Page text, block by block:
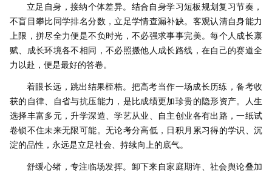
立足自身，接纳个体差异。结合自身学习短板规划复习节奏，
不盲目攀比同学排名分数，立足学情查漏补缺。客观认清自身能力
上限，拼尽全力便是不负时光，不必强求事事完美。每个人成长禀
赋、成长环境各不相同，不必照搬他人成长路线，在自己的赛道全
力以赴，便是最好的答卷。
着眼长远，跳出结果桎梏。把高考当作一场成长历练，备考收
获的自律、自省与抗压能力，是比成绩更加珍贵的隐形资产。人生
选择丰富多元，升学深造、学艺从业、自主创业各有出路，一纸试
卷锁不住未来无限可能。无论考分高低，日积月累习得的学识、沉
淀的品性，永远是立足社会、持续向上的底气。
舒缓心绪，专注临场发挥。卸下来自家庭期许、社会舆论叠加